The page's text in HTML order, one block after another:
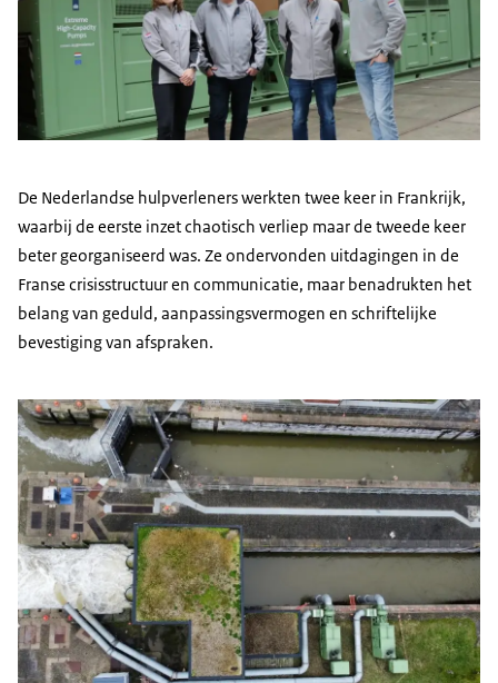
De Nederlandse hulpverleners werkten twee keer in Frankrijk,
waarbij de eerste inzet chaotisch verliep maar de tweede keer
beter georganiseerd was. Ze ondervonden uitdagingen in de
Franse crisisstructuur en communicatie, maar benadrukten het
belang van geduld, aanpassingsvermogen en schriftelijke
bevestiging van afspraken.